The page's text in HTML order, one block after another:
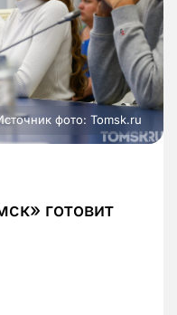
фото: Tomsk.ru
готовит